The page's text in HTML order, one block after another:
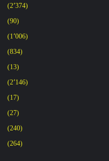
(2٬374)
(90)
(1٬006)
(834)
(13)
(2٬146)
(17)
(27)
(240)
(264)